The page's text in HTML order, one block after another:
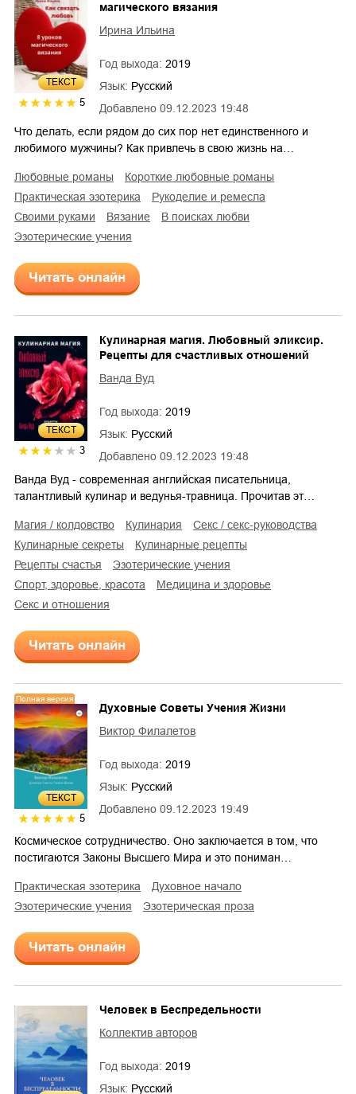
ТЕКСТ
5 Добавлено 09.12.2023 19:48
магического вязания
Ирина Ильина
Год выхода: 2019
Язык: Русский
Что делать, если рядом до сих пор нет единственного и
любимого мужчины? Как привлечь в свою жизнь на…
любовные романы
короткие любовные романы
практическая эзотерика
рукоделие и ремесла
своими руками
вязание
в поисках любви
эзотерические учения
Читать онлайн
ТЕКСТ
3 Добавлено 09.12.2023 19:48
Кулинарная магия. Любовный эликсир.
Рецепты для счастливых отношений
Ванда Вуд
Год выхода: 2019
Язык: Русский
Ванда Вуд - современная английская писательница,
талантливый кулинар и ведунья-травница. Прочитав эт…
магия / колдовство кулинария
секс / секс-руководства
кулинарные секреты
кулинарные рецепты
рецепты счастья
эзотерические учения
спорт, здоровье, красота
медицина и здоровье
секс и отношения
Читать онлайн
ТЕКСТ
Полная версия
5
Добавлено 09.12.2023 19:49
Духовные Советы Учения Жизни
Виктор Филалетов
Год выхода: 2019
Язык: Русский
Космическое сотрудничество. Оно заключается в том, что
постигаются Законы Высшего Мира и это пониман…
практическая эзотерика
духовное начало
эзотерические учения
эзотерическая проза
Читать онлайн
Человек в Беспредельности
Коллектив авторов
Год выхода: 2019
Язык: Русский